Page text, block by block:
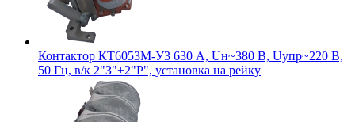
Контактор КТ6053М-У3 630 А, Uн~380 В, Uупр~220 В,
50 Гц, в/к 2"З"+2"Р", установка на рейку